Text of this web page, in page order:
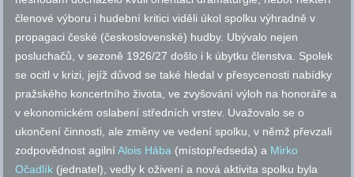
členové výboru i hudební kritici viděli úkol spolku výhradně v
propagaci české (československé) hudby. Ubývalo nejen
posluchačů, v sezoně 1926/27 došlo i k úbytku členstva. Spolek
se ocitl v krizi, jejíž důvod se také hledal v přesycenosti nabídky
pražského koncertního života, ve zvyšování výloh na honoráře a
v ekonomickém oslabení středních vrstev. Uvažovalo se o
ukončení činnosti, ale změny ve vedení spolku, v němž převzali
zodpovědnost agilníAlois Hába (místopředseda) a Mirko
Očadlík (jednatel), vedly k oživení a nová aktivita spolku byla